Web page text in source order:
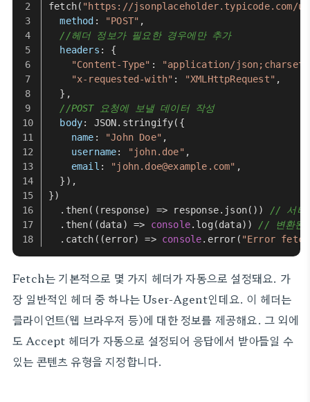
fetch( "https://jsonplaceholder.typicode.com/
method : "POST" ,
//헤더 정보가 필요한 경우에만 추가
headers : {
"Content-Type" :
"application/
"x-requested-with" : "XMLHttpRequest" ,
  },
//POST 요청에 보낼 데이터 작성
body: JSON. stringify({
name : "John Doe" ,
username: "john.doe" ,
email : "john.doe@example.com" ,
  }),
})
  .
then( ( response) => response. json()) // 서버
  .
then( (data) => console. log(data)) // 변환된
  .
catch ( (error) => console. error ( "Error
Fetch는 기본적으로 몇 가지 헤더가 자동으로 설정돼요. 가
장 일반적인 헤더 중 하나는 User-Agent인데요. 이 헤더는
클라이언트(웹 브라우저 등)에 대한 정보를 제공해요. 그 외에
도 Accept 헤더가 자동으로 설정되어 응답에서 받아들일 수
있는 콘텐츠 유형을 지정합니다.